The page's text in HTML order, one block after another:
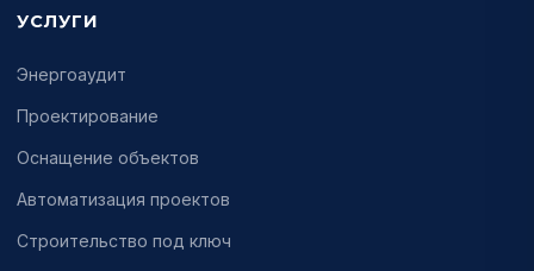
УСЛУГИ
Энергоаудит
Проектирование
Оснащение объектов
Автоматизация проектов
Строительство под ключ